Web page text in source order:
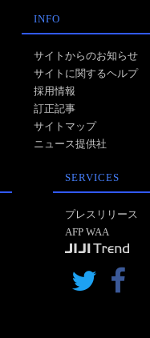
INFO
サイトからのお知らせ
サイトに関するヘルプ
採用情報
訂正記事
サイトマップ
ニュース提供社
SERVICES
プレスリリース
AFP WAA